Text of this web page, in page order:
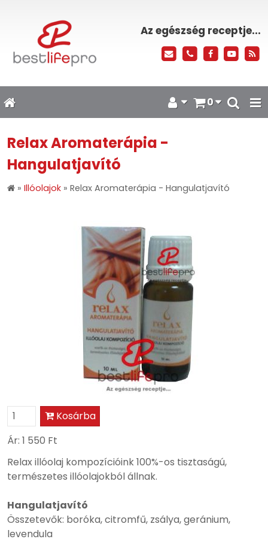
Az egészség receptje...
0
Relax Aromaterápia -
Hangulatjavító
» Illóolajok » Relax Aromaterápia - Hangulatjavító
Kosárba
Ár: 1 550 Ft
Relax illóolaj kompozícióink 100%-os tisztaságú,
természetes illóolajokból állnak.
Hangulatjavító
Összetevők: boróka, citromfű, zsálya, geránium,
levendula